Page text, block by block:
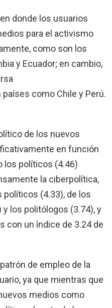
donde los usuarios
para el activismo
como son los
y Ecuador; en cambio,
como Chile y Perú.
de los nuevos
en función
los políticos (4.46)
la ciberpolítica,
(4.33), de los
los politólogos (3.74), y
con un índice de 3.24 de
de empleo de la
ya que mientras que
medios como